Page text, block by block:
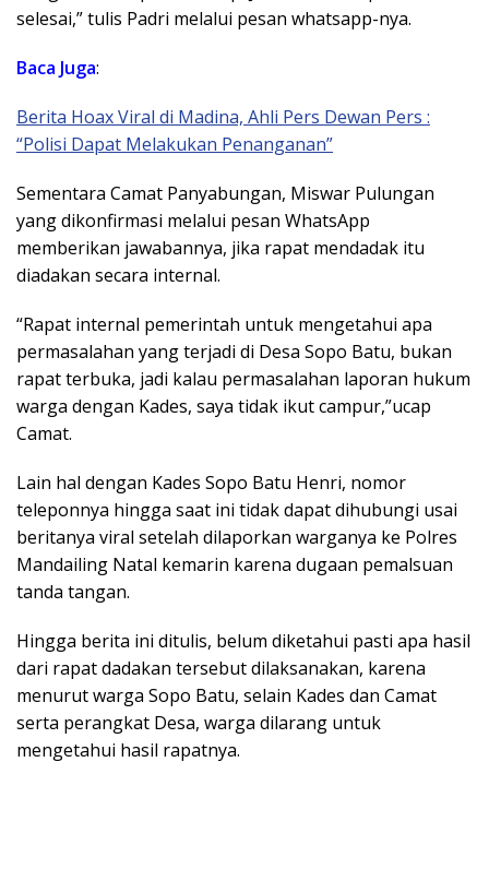
selesai,” tulis Padri melalui pesan whatsapp-nya.
Baca Juga:
Berita Hoax Viral di Madina, Ahli Pers Dewan Pers :
“Polisi Dapat Melakukan Penanganan”
Sementara Camat Panyabungan, Miswar Pulungan
yang dikonfirmasi melalui pesan WhatsApp
memberikan jawabannya, jika rapat mendadak itu
diadakan secara internal.
“Rapat internal pemerintah untuk mengetahui apa
permasalahan yang terjadi di Desa Sopo Batu, bukan
rapat terbuka, jadi kalau permasalahan laporan hukum
warga dengan Kades, saya tidak ikut campur,”ucap
Camat.
Lain hal dengan Kades Sopo Batu Henri, nomor
teleponnya hingga saat ini tidak dapat dihubungi usai
beritanya viral setelah dilaporkan warganya ke Polres
Mandailing Natal kemarin karena dugaan pemalsuan
tanda tangan.
Hingga berita ini ditulis, belum diketahui pasti apa hasil
dari rapat dadakan tersebut dilaksanakan, karena
menurut warga Sopo Batu, selain Kades dan Camat
serta perangkat Desa, warga dilarang untuk
mengetahui hasil rapatnya.